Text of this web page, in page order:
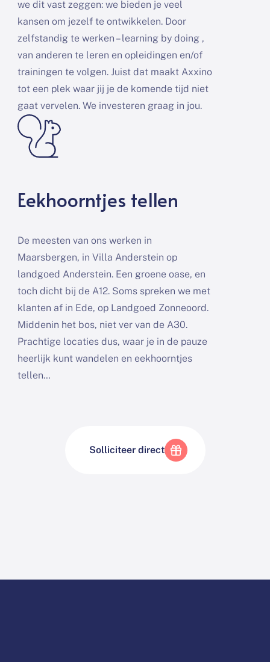
we dit vast zeggen: we bieden je veel
kansen om jezelf te ontwikkelen. Door
zelfstandig te werken – learning by doing ,
van anderen te leren en opleidingen en/of
trainingen te volgen. Juist dat maakt Axxino
tot een plek waar jij je de komende tijd niet
gaat vervelen. We investeren graag in jou.
Eekhoorntjes tellen
De meesten van ons werken in
Maarsbergen, in Villa Anderstein op
landgoed Anderstein. Een groene oase, en
toch dicht bij de A12. Soms spreken we met
klanten af in Ede, op Landgoed Zonneoord.
Middenin het bos, niet ver van de A30.
Prachtige locaties dus, waar je in de pauze
heerlijk kunt wandelen en eekhoorntjes
tellen…
Solliciteer direct